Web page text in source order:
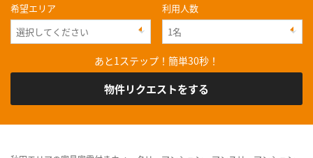
希望エリア
利用人数
あと1ステップ！簡単30秒！
物件リクエストをする